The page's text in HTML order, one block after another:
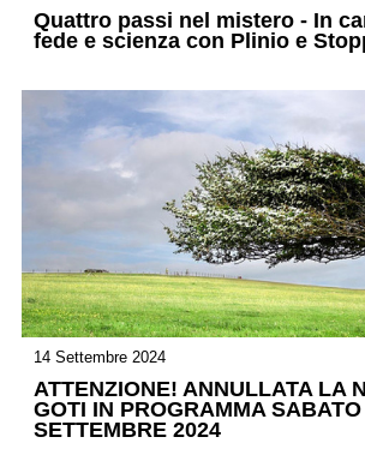
Quattro passi nel mistero - In
fede e scienza con Plinio e
14 Settembre 2024
ATTENZIONE! ANNULLATA LA
GOTI IN PROGRAMMA
SETTEMBRE 2024